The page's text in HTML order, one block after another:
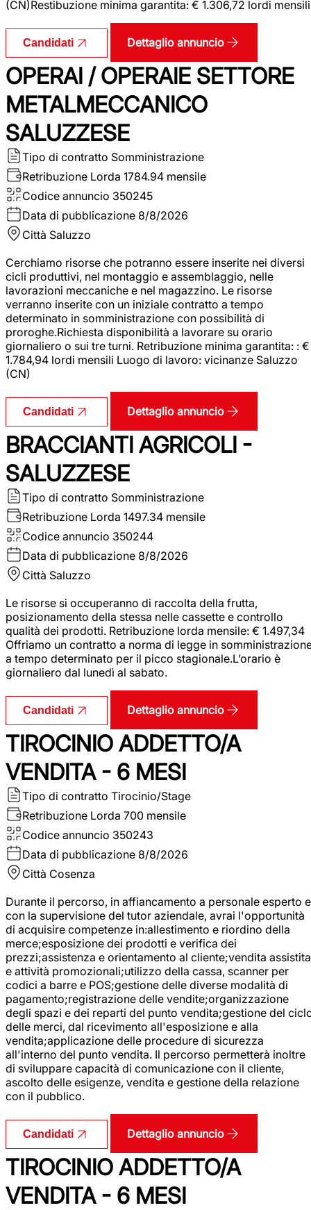
(CN)Restibuzione minima garantita: € 1.306,72 lordi mensili
Candidati Dettaglio annuncio
OPERAI / OPERAIE SETTORE
METALMECCANICO
SALUZZESE
Tipo di contratto Somministrazione
Retribuzione Lorda 1784.94 mensile
Codice annuncio 350245
Data di pubblicazione 8/8/2026
Città Saluzzo
Cerchiamo risorse che potranno essere inserite nei diversi
cicli produttivi, nel montaggio e assemblaggio, nelle
lavorazioni meccaniche e nel magazzino. Le risorse
verranno inserite con un iniziale contratto a tempo
determinato in somministrazione con possibilità di
proroghe.Richiesta disponibilità a lavorare su orario
giornaliero o sui tre turni. Retribuzione minima garantita: : €
1.784,94 lordi mensili Luogo di lavoro: vicinanze Saluzzo
(CN)
Candidati Dettaglio annuncio
BRACCIANTI AGRICOLI -
SALUZZESE
Tipo di contratto Somministrazione
Retribuzione Lorda 1497.34 mensile
Codice annuncio 350244
Data di pubblicazione 8/8/2026
Città Saluzzo
Le risorse si occuperanno di raccolta della frutta,
posizionamento della stessa nelle cassette e controllo
qualità dei prodotti. Retribuzione lorda mensile: € 1.497,34
Offriamo un contratto a norma di legge in
a tempo determinato per il picco stagionale.L’orario è
giornaliero dal lunedì al sabato.
Candidati Dettaglio annuncio
TIROCINIO ADDETTO/A
VENDITA - 6 MESI
Tipo di contratto Tirocinio/Stage
Retribuzione Lorda 700 mensile
Codice annuncio 350243
Data di pubblicazione 8/8/2026
Città Cosenza
Durante il percorso, in affiancamento a personale esperto e
con la supervisione del tutor aziendale, avrai l'opportunità
di acquisire competenze in:allestimento e riordino della
merce;esposizione dei prodotti e verifica dei
prezzi;assistenza e orientamento al cliente;vendita assistita
e attività promozionali;utilizzo della cassa, scanner per
codici a barre e POS;gestione delle diverse modalità di
pagamento;registrazione delle vendite;organizzazione
degli spazi e dei reparti del punto vendita;gestione del
delle merci, dal ricevimento all'esposizione e alla
vendita;applicazione delle procedure di sicurezza
all'interno del punto vendita. Il percorso permetterà inoltre
di sviluppare capacità di comunicazione con il cliente,
ascolto delle esigenze, vendita e gestione della relazione
con il pubblico.
Candidati Dettaglio annuncio
TIROCINIO ADDETTO/A
VENDITA - 6 MESI